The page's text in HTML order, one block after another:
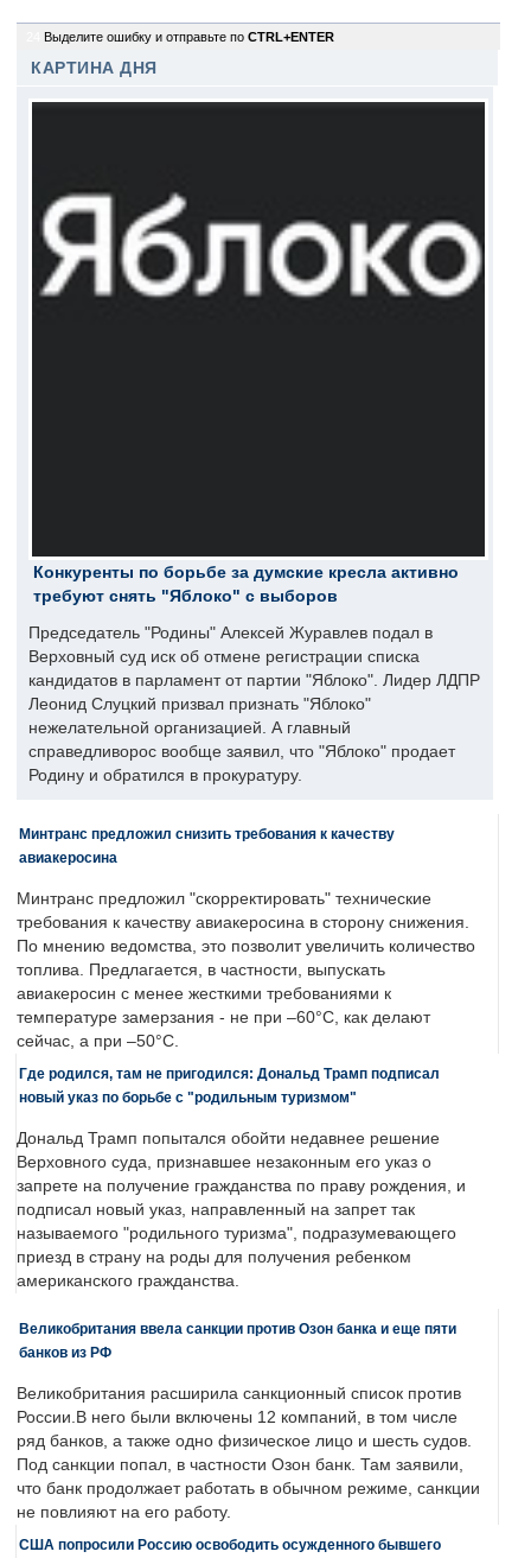
Выделите ошибку и отправьте по CTRL+ENTER
КАРТИНА ДНЯ
Конкуренты по борьбе за думские кресла активно
требуют снять "Яблоко" с выборов
Председатель "Родины" Алексей Журавлев подал в
Верховный суд иск об отмене регистрации списка
кандидатов в парламент от партии "Яблоко". Лидер ЛДПР
Леонид Слуцкий призвал признать "Яблоко"
нежелательной организацией. А главный
справедливорос вообще заявил, что "Яблоко" продает
Родину и обратился в прокуратуру.
Минтранс предложил снизить требования к качеству
авиакеросина
Минтранс предложил "скорректировать" технические
требования к качеству авиакеросина в сторону снижения.
По мнению ведомства, это позволит увеличить количество
топлива. Предлагается, в частности, выпускать
авиакеросин с менее жесткими требованиями к
температуре замерзания - не при –60°C, как делают
сейчас, а при –50°C.
Где родился, там не пригодился: Дональд Трамп подписал
новый указ по борьбе с "родильным туризмом"
Дональд Трамп попытался обойти недавнее решение
Верховного суда, признавшее незаконным его указ о
запрете на получение гражданства по праву рождения, и
подписал новый указ, направленный на запрет так
называемого "родильного туризма", подразумевающего
приезд в страну на роды для получения ребенком
американского гражданства.
Великобритания ввела санкции против Озон банка и еще пяти
банков из РФ
Великобритания расширила санкционный список против
России.В него были включены 12 компаний, в том числе
ряд банков, а также одно физическое лицо и шесть судов.
Под санкции попал, в частности Озон банк. Там заявили,
что банк продолжает работать в обычном режиме, санкции
не повлияют на его работу.
США попросили Россию освободить осужденного бывшего